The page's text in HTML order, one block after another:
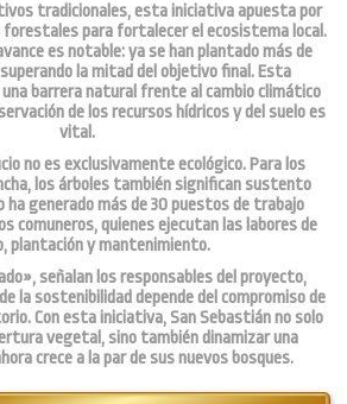
tradicionales, esta iniciativa apuesta por
forestales para fortalecer el ecosistema local.
es notable: ya se han plantado más de
la mitad del objetivo final. Esta
barrera natural frente al cambio climático
de los recursos hídricos y del suelo es
vital.
no es exclusivamente ecológico. Para los
los árboles también significan sustento
ha generado más de 30 puestos de trabajo
comuneros, quienes ejecutan las labores de
plantación y mantenimiento.
señalan los responsables del proyecto,
la sostenibilidad depende del compromiso de
Con esta iniciativa, San Sebastián no solo
vegetal, sino también dinamizar una
crece a la par de sus nuevos bosques.